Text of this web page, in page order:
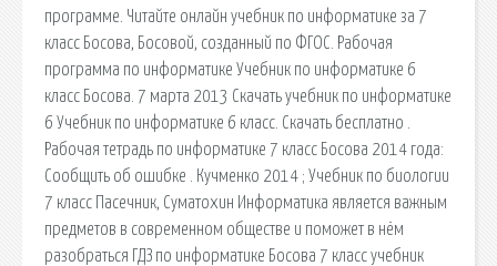
программе. Читайте онлайн учебник по информатике за 7
класс Босова, Босовой, созданный по ФГОС. Рабочая
программа по информатике Учебник по информатике 6
класс Босова. 7 марта 2013 Скачать учебник по информатике
6 Учебник по информатике 6 класс. Скачать бесплатно .
Рабочая тетрадь по информатике 7 класс Босова 2014 года:
Сообщить об ошибке . Кучменко 2014 ; Учебник по биологии
7 класс Пасечник, Суматохин Информатика является важным
предметов в современном обществе и поможет в нём
разобраться ГДЗ по информатике Босова 7 класс учебник